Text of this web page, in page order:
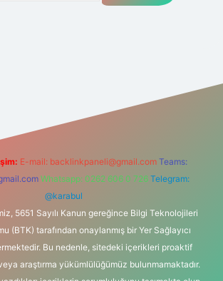
E-mail: backlinkpaneli@gmail.com Teams:
Whatsapp: 0262 606 0 726 Telegram:
@karabul
5651 Sayılı Kanun gereğince Bilgi Teknolojileri
(BTK) tarafından onaylanmış bir Yer Sağlayıcı
Bu nedenle, sitedeki içerikleri proaktif
araştırma yükümlülüğümüz bulunmamaktadır.